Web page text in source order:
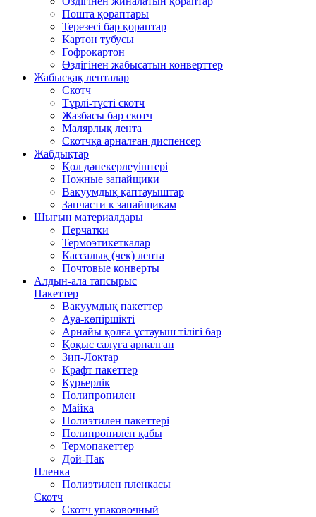
Пошта қораптары
Терезесі бар қораптар
Картон тубусы
Гофрокартон
Өздігінен жабысатын конверттер
Жабысқақ ленталар
Скотч
Түрлі-түсті скотч
Жазбасы бар скотч
Малярлық лента
Скотчқа арналған диспенсер
Жабдықтар
Қол дәнекерлеуіштері
Ножные запайщики
Вакуумдық қаптауыштар
Запчасти к запайщикам
Шығын материалдары
Перчатки
Термоэтикеткалар
Кассалық (чек) лента
Почтовые конверты
Алдын-ала тапсырыс
Пакеттер
Вакуумдық пакеттер
Ауа-көпіршікті
Арнайы қолға ұстауыш тілігі бар
Қоқыс салуға арналған
Зип-Локтар
Крафт пакеттер
Курьерлік
Полипропилен
Майка
Полиэтилен пакеттері
Полипропилен қабы
Термопакеттер
Дой-Пак
Пленка
Полиэтилен пленкасы
Скотч
Скотч упаковочный